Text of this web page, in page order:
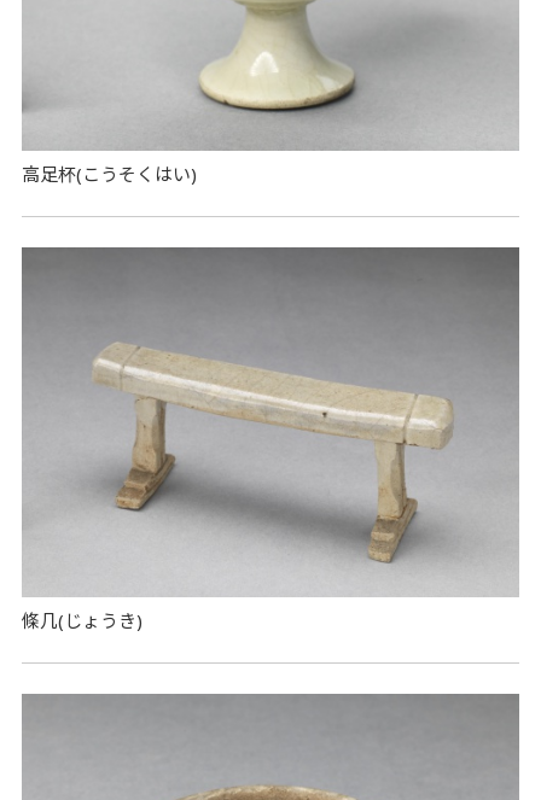
高足杯(こうそくはい)
條几(じょうき)